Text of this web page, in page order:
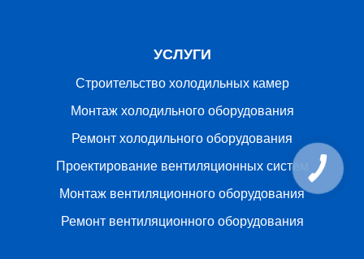
УСЛУГИ
Строительство холодильных камер
Монтаж холодильного оборудования
Ремонт холодильного оборудования
Проектирование вентиляционных систем
Монтаж вентиляционного оборудования
Ремонт вентиляционного оборудования